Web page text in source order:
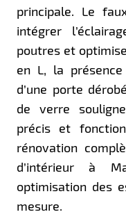
principale. Le
intégrer
poutres et
en L, la présence
d’une porte
de verre
précis et
rénovation
d’intérieur à
optimisation des
mesure.